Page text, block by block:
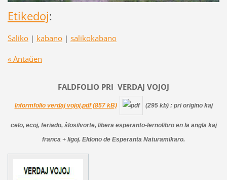
Etikedoj:
Saliko | kabano | salikokabano
« Antaŭen
FALDFOLIO PRI VERDAJ VOJOJ
Informfolio verdaj vojoj.pdf (857 kB) (295 kb) : pri origino kaj
celo, ecoj, feriado, ŝlosilvorte, libera esperanto-lernolibro en la angla kaj
franca + ligoj. Eldono de Esperanta Naturamikaro.